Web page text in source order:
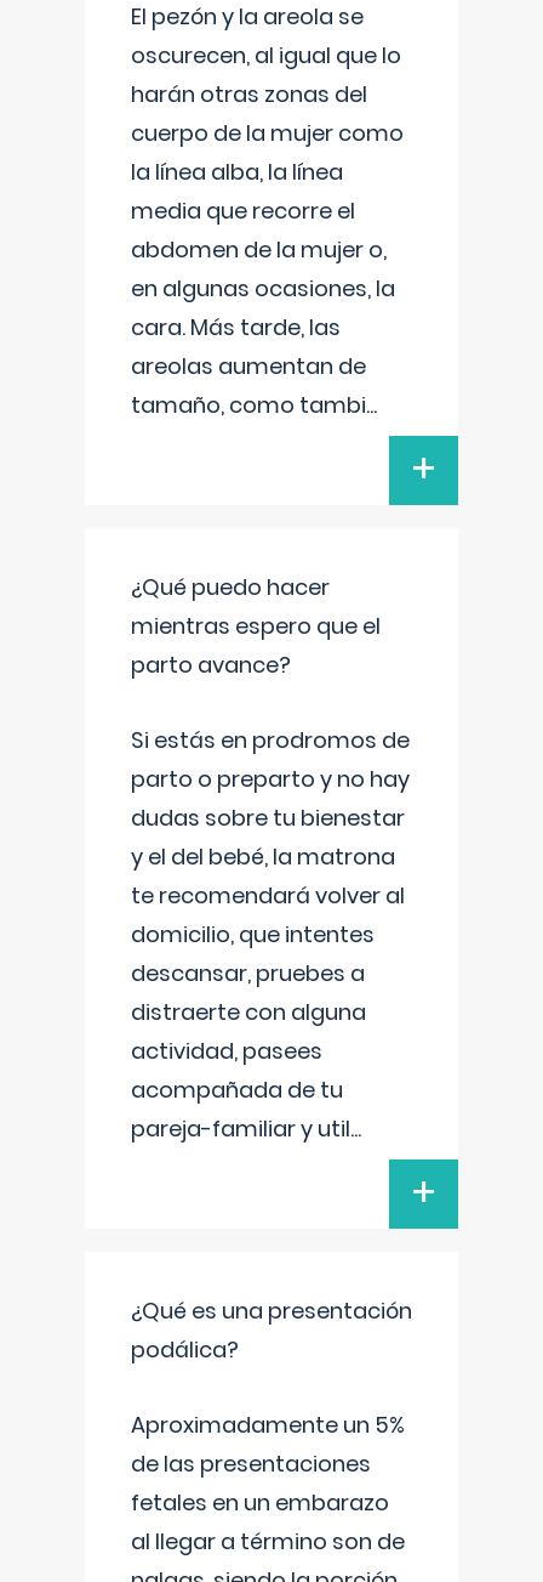
El pezón y la areola se
oscurecen, al igual que lo
harán otras zonas del
cuerpo de la mujer como
la línea alba, la línea
media que recorre el
abdomen de la mujer o,
en algunas ocasiones, la
cara. Más tarde, las
areolas aumentan de
tamaño, como tambi...
+
¿Qué puedo hacer
mientras espero que el
parto avance?
Si estás en prodromos de
parto o preparto y no hay
dudas sobre tu bienestar
y el del bebé, la matrona
te recomendará volver al
domicilio, que intentes
descansar, pruebes a
distraerte con alguna
actividad, pasees
acompañada de tu
pareja-familiar y util...
+
¿Qué es una presentación
podálica?
Aproximadamente un 5%
de las presentaciones
fetales en un embarazo
al llegar a término son de